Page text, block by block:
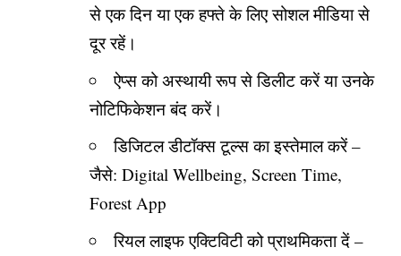
से एक दिन या एक हफ्ते के लिए सोशल मीडिया से
दूर रहें।
ऐप्स को अस्थायी रूप से डिलीट करें या उनके
नोटिफिकेशन बंद करें।
डिजिटल डीटॉक्स टूल्स का इस्तेमाल करें –
जैसे: Digital Wellbeing, Screen Time,
Forest App
रियल लाइफ एक्टिविटी को प्राथमिकता दें –